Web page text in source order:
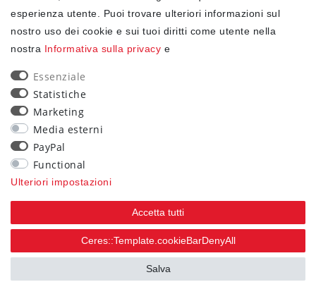
esperienza utente. Puoi trovare ulteriori informazioni sul
nostro uso dei cookie e sui tuoi diritti come utente nella
nostra Informativa sulla privacy e
Essenziale
Statistiche
Marketing
Media esterni
PayPal
Functional
Ulteriori impostazioni
Accetta tutti
Ceres::Template.cookieBarDenyAll
Salva
NEWSLETTER
Confermo di aver letto la
.Ceres::Template.newsletterIsRequiredFootnote
90
trees were planted